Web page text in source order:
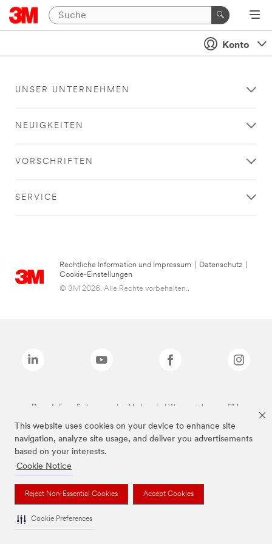
This website uses cookies on your device to enhance site
navigation, analyze site usage, and deliver you advertisements
based on your interests.
Cookie Notice
Reject Non-Essential Cookies Accept Cookies
Cookie Preferences
Konto
UNSER UNTERNEHMEN
NEUIGKEITEN
VORSCHRIFTEN
SERVICE
Rechtliche Information und Impressum Datenschutz
Cookie-Einstellungen
© 3M 2026. Alle Rechte vorbehalten..
Die auf dieser Seite genannten Marken sind Warenzeichen von 3M.